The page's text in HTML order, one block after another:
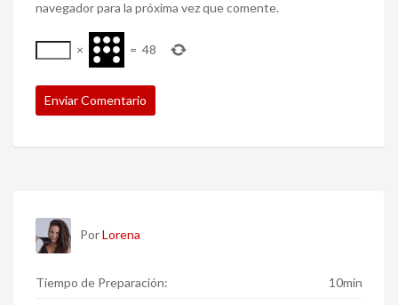
navegador para la próxima vez que comente.
× = 48
PorLorena
Tiempo de Preparación: 10min